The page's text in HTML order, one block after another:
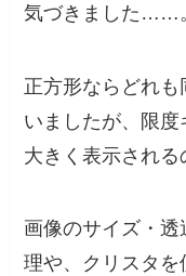
気づきました……
正方形ならどれ
いましたが、限
大きく表示され
画像のサイズ・
理や、クリスタを